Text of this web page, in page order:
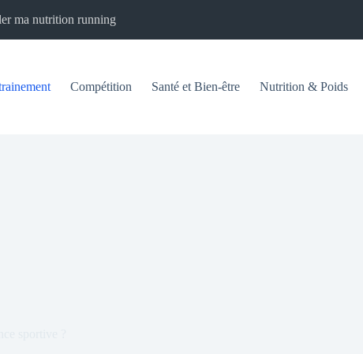
ma nutrition running
Compétition Santé et Bien-être Nutrition & Poids